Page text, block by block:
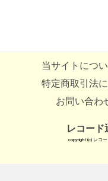
当サイトにつ
特定商取引法
お問い合わ
レコード
copyright (c) レコ